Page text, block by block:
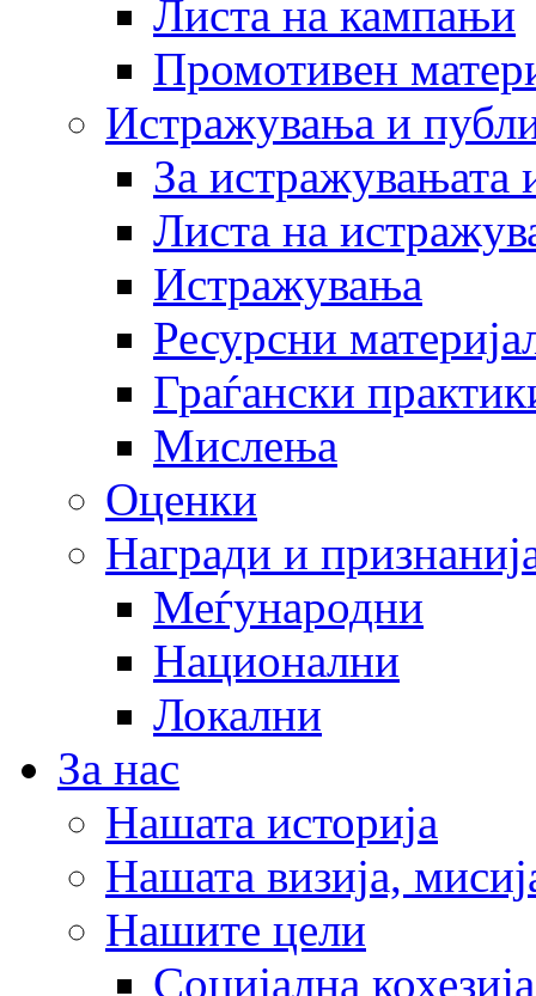
Листа на кампањи
Промотивен
Истражувања и
За истражувањата
Листа на
Истражувања
Ресурсни
Граѓански
Мислења
Оценки
Награди и
Меѓународни
Национални
Локални
За нас
Нашата историја
Нашата визија,
Нашите цели
Социјална кохезија